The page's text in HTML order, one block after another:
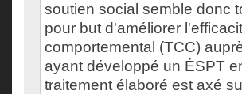
soutien social semble donc
pour but d'améliorer
comportemental (TCC)
ayant développé un ÉSPT
traitement élaboré est axé